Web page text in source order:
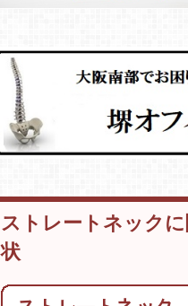
ストレートネック
状